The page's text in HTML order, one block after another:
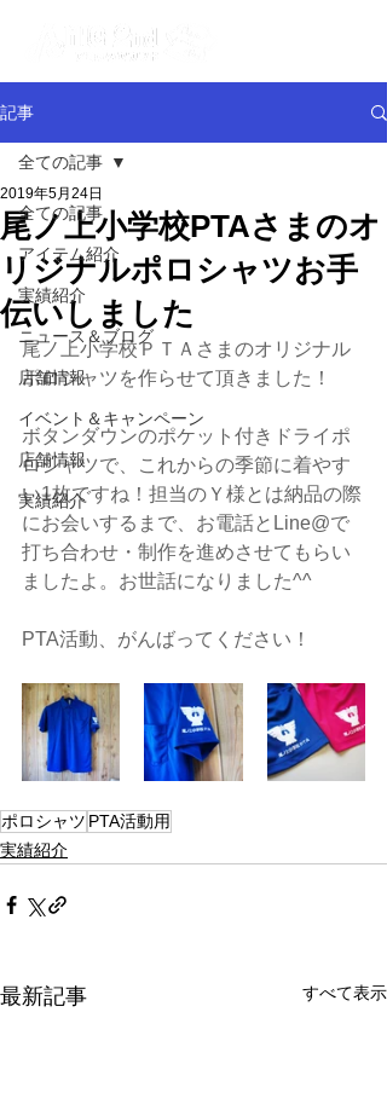
記事
全ての記事
アイテム紹介
実績紹介
ニュース＆ブログ
店舗情報
イベント＆キャンペーン
店舗情報
実績紹介
全ての記事
尾ノ上小学校PTAさまのオ
リジナルポロシャツお手
伝いしました
2019年5月24日
尾ノ上小学校ＰＴＡさまのオリジナル
ポロシャツを作らせて頂きました！
ボタンダウンのポケット付きドライポ
ロシャツで、これからの季節に着やす
い1枚ですね！担当のＹ様とは納品の際
にお会いするまで、お電話とLine@で
打ち合わせ・制作を進めさせてもらい
ましたよ。お世話になりました^^
PTA活動、がんばってください！
ポロシャツ PTA活動用
実績紹介
最新記事 すべて表示